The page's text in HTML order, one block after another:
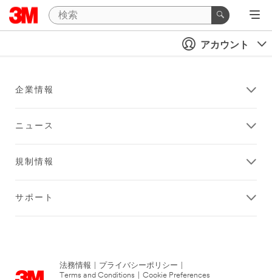
アカウント
企業情報
ニュース
規制情報
サポート
法務情報 プライバシーポリシー
Terms and Conditions
Cookie Preferences